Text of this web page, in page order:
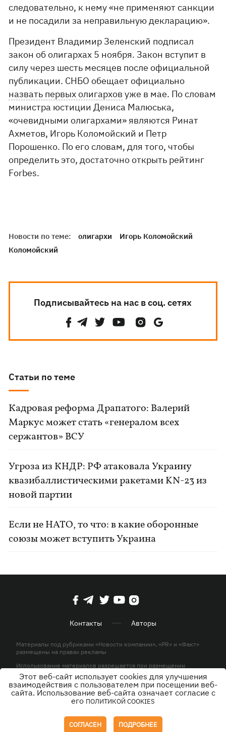
следовательно, к нему «не применяют санкции
и не посадили за неправильную декларацию».
Президент Владимир Зеленский подписал
закон об олигархах 5 ноября. Закон вступит в
силу через шесть месяцев после официальной
публикации. СНБО обещает официально
назвать первых олигархов уже в мае. По словам
министра юстиции Дениса Малюська,
«очевидными олигархами» являются Ринат
Ахметов, Игорь Коломойский и Петр
Порошенко. По его словам, для того, чтобы
определить это, достаточно открыть рейтинг
Forbes.
Новости по теме: олигархи
Игорь Коломойский
Коломойский
Подписывайтесь на нас в соц. сетях
Статьи по теме
Кадровая реформа Драпатого: Валерий
Маркус может стать «генералом всех
сержантов» ВСУ
Угроза из КНДР: РФ атаковала Украину
квазибаллистическими ракетами KN-23 из
новой партии
Если не НАТО, то что: в какие оборонные
союзы может вступить Украина
Контакты Авторы
Материалы под рубриками «Новости компании», «PR» и «Факт»
размещены на правах рекламы
Использование материалов разрешается при размещении
активной гиперссылки на KP.UA в первом абзаце.
© ООО «ЮЛАВ МЕДИА»,2026. Все права защищены.
Этот веб-сайт использует cookies для улучшения
взаимодействия с пользователем при посещении веб-
сайта. Использование веб-сайта означает согласие с
его ПОЛИТИКОЙ COOKIES
СОГЛАСЕН ПОДРОБНЕЕ